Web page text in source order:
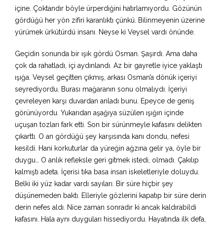
içine. Çoktandır böyle ürperdiğini hatırlamıyordu. Gözünün
gördüğü her yön zifiri karanlıktı çünkü. Bilinmeyenin üzerine
yürümek ürkütürdü insanı. Neyse ki Veysel vardı önünde.
Geçidin sonunda bir ışık gördü Osman. Şaşırdı. Ama daha
çok da rahatladı, içi aydınlandı. Az bir gayretle iyice yaklaştı
ışığa. Veysel geçitten çıkmış, arkası Osman’a dönük içeriyi
seyrediyordu. Burası mağaranın sonu olmalıydı. İçeriyi
çevreleyen karşı duvardan anladı bunu. Epeyce de geniş
görünüyordu. Yukarıdan aşağıya süzülen ışığın içinde
uçuşan tozları fark etti. Son bir sürünmeyle kafasını delikten
çıkarttı. O an gördüğü şey karşısında kanı dondu, nefesi
kesildi. Hani korkuturlar da yüreğin ağzına gelir ya, öyle bir
duygu… O anlık refleksle geri gitmek istedi, olmadı. Çakılıp
kalmıştı adeta. İçerisi tıka basa insan iskeletleriyle doluydu.
Belki iki yüz kadar vardı sayıları. Bir süre hiçbir şey
düşünemeden baktı. Elleriyle gözlerini kapatıp bir süre derin
derin nefes aldı. Nice zaman sonradır ki ancak kaldırabildi
kafasını. Hala aynı duyguları hissediyordu. Hayatında ilk defa,